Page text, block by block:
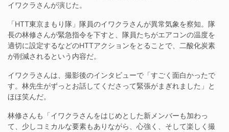
イワクラさんが演じた。
「HTT東京まもり隊」隊員のイワクラさんが異常気象を察知。隊
長の林修さんが緊急指令を下すと、隊員たちがエアコンの温度を
適切に設定するなどのHTTアクションをとることで、二酸化炭素
が削減されるという内容だ。
イワクラさんは、撮影後のインタビューで「すごく面白かったで
す。林先生がずっとお話してくださって緊張がまぎれました」と
ほほ笑んだ。
林修さんも「イワクラさんをはじめとした新メンバーも加わっ
て、少しコミカルな要素もありながら、心強く、そして楽しく撮